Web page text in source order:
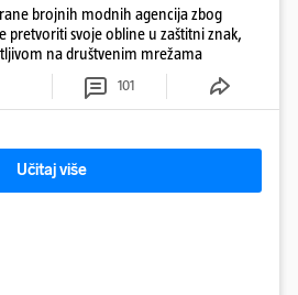
brojnih modnih agencija zbog
pretvoriti svoje obline u zaštitni znak,
na društvenim mrežama
101
Učitaj više